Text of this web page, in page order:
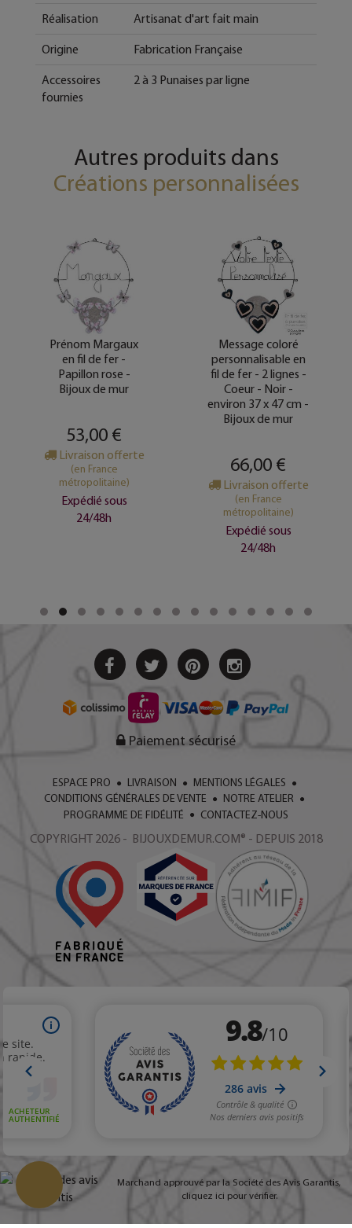
Change
Réalisation Artisanat d'art fait main
Origine Fabrication Française
Accessoires
fournies
2 à 3 Punaises par ligne
Autres produits dans
Créations personnalisées
Prénom Margaux
en fil de fer -
Papillon rose -
Bijoux de mur
53,00 €
Livraison offerte
(en France
métropolitaine)
Expédié sous
24/48h
Message coloré
personnalisable en
fil de fer - 2 lignes -
Coeur - Noir -
environ 37 x 47 cm -
Bijoux de mur
66,00 €
Livraison offerte
(en France
métropolitaine)
Expédié sous
24/48h
Paiement sécurisé
ESPACE PRO LIVRAISON
MENTIONS LÉGALES
CONDITIONS GÉNÉRALES DE VENTE
NOTRE ATELIER
PROGRAMME DE FIDÉLITÉ
CONTACTEZ-NOUS
COPYRIGHT 2026 - BIJOUXDEMUR.COM® - DEPUIS 2018
Marchand approuvé par la Société des Avis Garantis,
cliquez ici pour vérifier.